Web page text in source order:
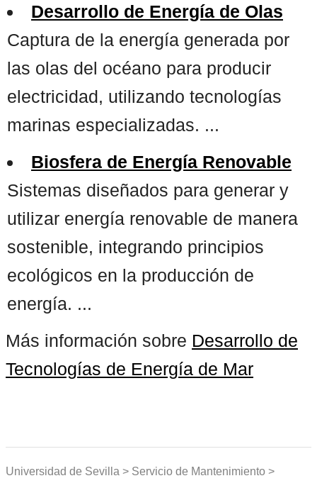
Desarrollo de Energía de Olas
Captura de la energía generada por
las olas del océano para producir
electricidad, utilizando tecnologías
marinas especializadas. ...
Biosfera de Energía Renovable
Sistemas diseñados para generar y
utilizar energía renovable de manera
sostenible, integrando principios
ecológicos en la producción de
energía. ...
Más información sobre Desarrollo de
Tecnologías de Energía de Mar
Universidad de Sevilla > Servicio de Mantenimiento >